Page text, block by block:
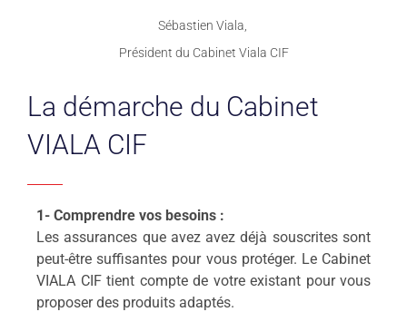
Sébastien Viala,
Président du Cabinet Viala CIF
La démarche du Cabinet
VIALA CIF
1- Comprendre vos besoins :
Les assurances que avez avez déjà souscrites sont
peut-être suffisantes pour vous protéger. Le Cabinet
VIALA CIF tient compte de votre existant pour vous
proposer des produits adaptés.